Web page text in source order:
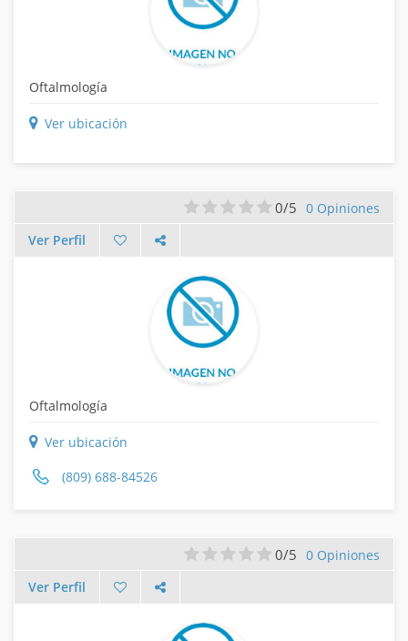
Oftalmología
Ver ubicación
0/5 0 Opiniones
Ver Perfil
Oftalmología
Ver ubicación
(809) 688-84526
0/5 0 Opiniones
Ver Perfil